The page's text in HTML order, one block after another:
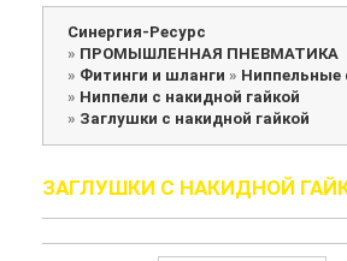
Синергия-Ресурс
» ПРОМЫШЛЕННАЯ ПНЕВМАТИКА
» Фитинги и шланги » Ниппельные
» Ниппели с накидной гайкой
» Заглушки с накидной гайкой
ЗАГЛУШКИ С НАКИДНОЙ